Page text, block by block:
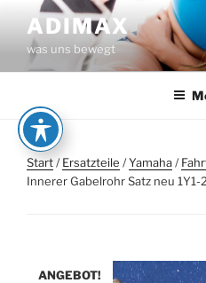
Inhalt
springen
ADIMAX
was uns bewegt
Start/Ersatzteile /Yamaha/
Innerer Gabelrohr Satz neu
ANGEBOT!